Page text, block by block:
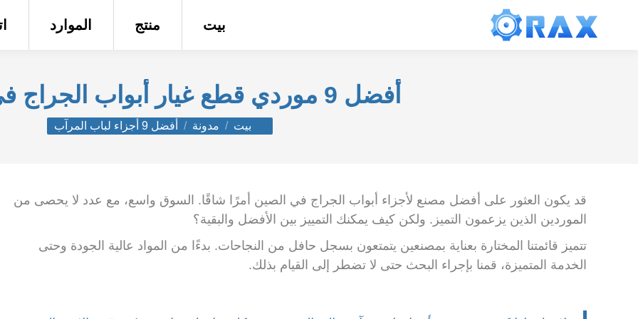
بيت منتج الموارد
أفضل 9 موردي قطع غيار أبواب الجراج في الصين
أنت هنا:
بيت مدونة أفضل 9 أجزاء لباب المرآب
قد يكون العثور على أفضل مصنع لأجزاء أبواب الجراج في الصين أمرًا شاقًا. السوق واسع، مع عدد لا يحصى من
الموردين الذين يزعمون التميز. ولكن كيف يمكنك التمييز بين الأفضل والبقية؟
تتميز قائمتنا المختارة بعناية بمصنعين يتمتعون بسجل حافل من النجاحات. بدءًا من المواد عالية الجودة وحتى
الخدمة المتميزة، قمنا بإجراء البحث حتى لا تضطر إلى القيام بذلك.